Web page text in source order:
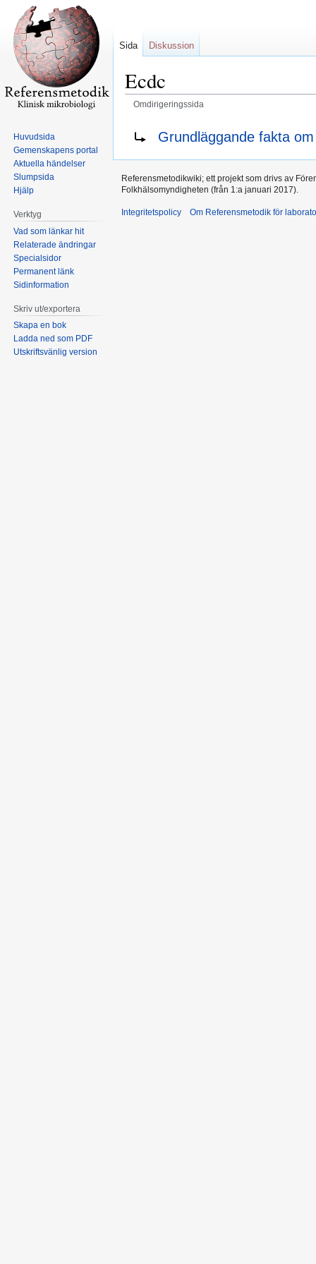
Ecdc
Omdirigeringssida
navigering
sök
Omdirigering till:
Grundläggande fakta
Sida Diskussion
Huvudsida
Gemenskapens portal
Aktuella händelser
Slumpsida
Hjälp
Verktyg
Vad som länkar hit
Relaterade ändringar
Specialsidor
Permanent länk
Sidinformation
Skriv ut/exportera
Skapa en bok
Ladda ned som PDF
Utskriftsvänlig version
Referensmetodikwiki; ett projekt som drivs av
Folkhälsomyndigheten (från 1:a januari 2017).
Integritetspolicy Om Referensmetodik för